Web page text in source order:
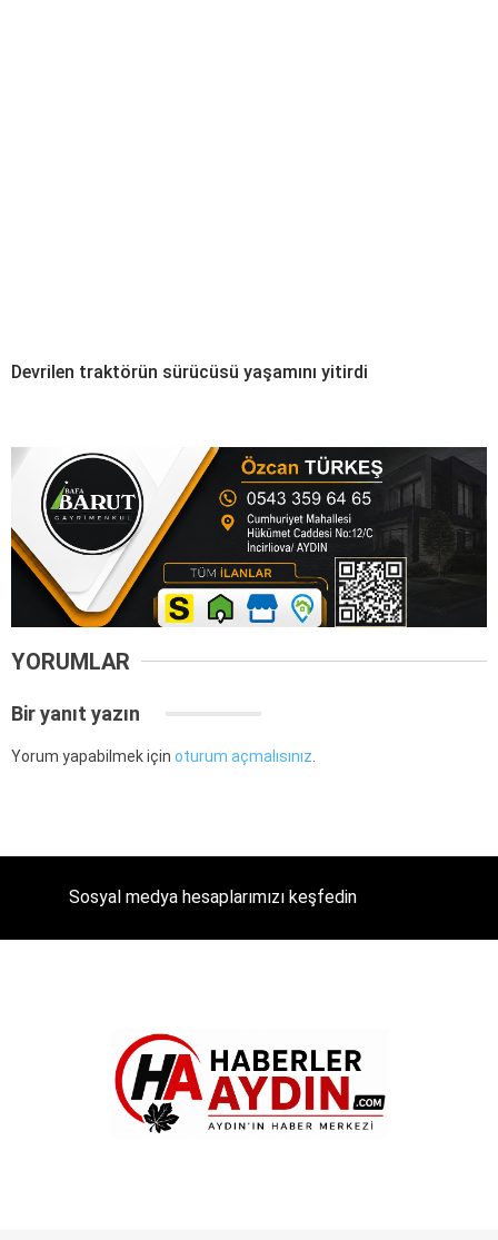
Devrilen traktörün sürücüsü yaşamını yitirdi
YORUMLAR
Bir yanıt yazın
Yorum yapabilmek için oturum açmalısınız
Sosyal medya hesaplarımızı keşfedin